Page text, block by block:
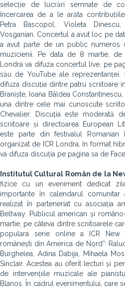
selecție de lucrări semnate de
încercarea de a le arăta
Petra Bascopol, Violeta
Vosganian. Concertul a avut loc pe
a avut parte de un public numeros
muzicienii. Pe data de 8 martie,
Londra va difuza concertul live, pe
său de YouTube ale reprezentanței.
difuza discuția dintre patru scriitoare
Braniște, Ioana Bâldea
una dintre cele mai cunoscute
Chevalier. Discuția este moderată
scriitoare și directoarea European
este parte din festivalul
organizat de ICR Londra, în format
va difuza discuția pe pagina sa de
Institutul Cultural Român de la
fizice cu un eveniment dedicat
importante în calendarul comunitar
realizat în parteneriat cu asociația
Beltway. Publicul american și
martie, pe câteva dintre scriitoarele
populara serie online a ICR New
românești din America de Nord”:
Burghelea, Adina Dabija, Mihaela
Sinclair. Acestea au oferit lecturi și
de intervențiile muzicale ale
Blanos. În cadrul evenimentului, care